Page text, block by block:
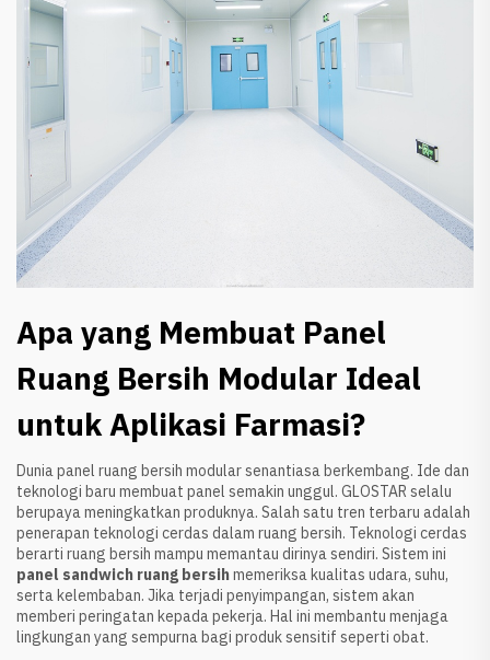
Apa yang Membuat Panel
Ruang Bersih Modular Ideal
untuk Aplikasi Farmasi?
Dunia panel ruang bersih modular senantiasa berkembang. Ide dan
teknologi baru membuat panel semakin unggul. GLOSTAR selalu
berupaya meningkatkan produknya. Salah satu tren terbaru adalah
penerapan teknologi cerdas dalam ruang bersih. Teknologi cerdas
berarti ruang bersih mampu memantau dirinya sendiri. Sistem ini
panel sandwich ruang bersihmemeriksa kualitas udara, suhu,
serta kelembaban. Jika terjadi penyimpangan, sistem akan
memberi peringatan kepada pekerja. Hal ini membantu menjaga
lingkungan yang sempurna bagi produk sensitif seperti obat.